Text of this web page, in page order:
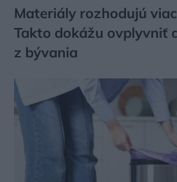
Materiály rozhodujú
Takto dokážu ovplyvniť
z bývania